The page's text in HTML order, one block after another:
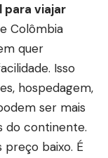
para viajar
Colômbia
quer
Isso
hospedagem,
ser mais
do continente.
preço baixo. É